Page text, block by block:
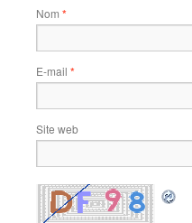
Nom *
E-mail *
Site web